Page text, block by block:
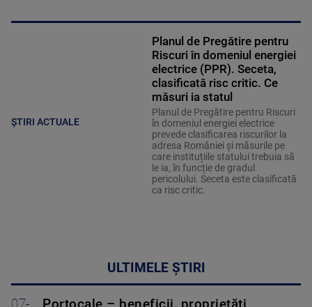
ȘTIRI ACTUALE
Planul de Pregătire pentru
Riscuri în domeniul energiei
electrice (PPR). Seceta,
clasificată risc critic. Ce
măsuri ia statul
Planul de Pregătire pentru Riscuri
în domeniul energiei electrice
prevede clasificarea riscurilor la
adresa României și măsurile pe
care instituțiile statului trebuia să
le ia, în funcție de gradul
pericolului. Seceta este clasificată
ca risc critic.
ULTIMELE ȘTIRI